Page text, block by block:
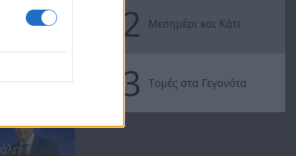
2 Μεσημέρι και Κάτι
3 Τομές στα Γεγονότα